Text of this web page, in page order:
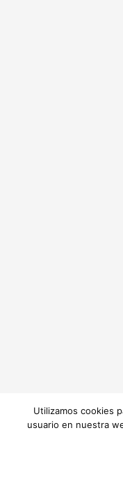
Utilizamos cookies
usuario en nuestra